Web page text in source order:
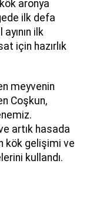
aronya
ilk defa
ilk
için hazırlık
meyvenin
Coşkun,
artık hasada
kök gelişimi ve
kullandı.